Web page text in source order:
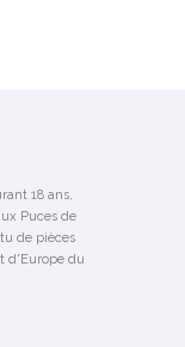
18 ans,
Puces de
de pièces
d'Europe du